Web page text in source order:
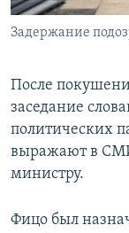
Задержание
После
заседание
политических
выражают в
министру.
Фицо был